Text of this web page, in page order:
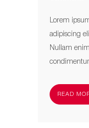
Lorem
adipiscing
Nullam
READ